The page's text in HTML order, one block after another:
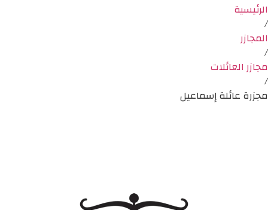
الرئيسية
/
المجازر
/
مجازر العائلات
/
مجزرة عائلة إسماعيل